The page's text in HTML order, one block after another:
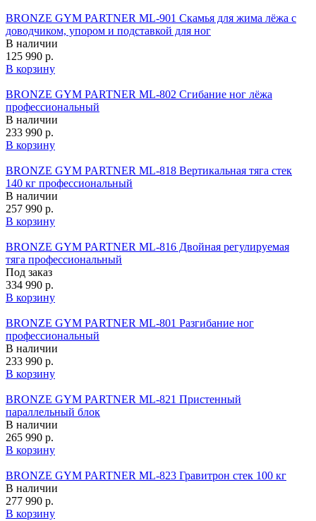
BRONZE GYM PARTNER ML-901 Скамья для жима лёжа с
доводчиком, упором и подставкой для ног
В наличии
125 990 р.
В корзину
BRONZE GYM PARTNER ML-802 Сгибание ног лёжа
профессиональный
В наличии
233 990 р.
В корзину
BRONZE GYM PARTNER ML-818 Вертикальная тяга стек
140 кг профессиональный
В наличии
257 990 р.
В корзину
BRONZE GYM PARTNER ML-816 Двойная регулируемая
тяга профессиональный
Под заказ
334 990 р.
В корзину
BRONZE GYM PARTNER ML-801 Разгибание ног
профессиональный
В наличии
233 990 р.
В корзину
BRONZE GYM PARTNER ML-821 Пристенный
параллельный блок
В наличии
265 990 р.
В корзину
BRONZE GYM PARTNER ML-823 Гравитрон стек 100 кг
В наличии
277 990 р.
В корзину